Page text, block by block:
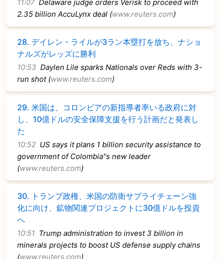
11:07 Delaware judge orders Verisk to proceed with
2.35 billion AccuLynx deal (www.reuters.com)
28. デイレン・ライルが3ラン本塁打を放ち、ナショ
ナルズがレッズに勝利
10:53 Daylen Lile sparks Nationals over Reds with 3-
run shot (www.reuters.com)
29.米国は、コロンビアの新指導者率いる政府に対
し、10億ドルの安全保障支援を行う計画だと発表し
た
10:52 US says it plans 1 billion security assistance to
government of Colombia''s new leader
(www.reuters.com)
30. トランプ政権、米国の防衛サプライチェーン強
化に向け、鉱物関連プロジェクトに30億ドルを投資
へ
10:51 Trump administration to invest 3 billion in
minerals projects to boost US defense supply chains
(www.reuters.com)